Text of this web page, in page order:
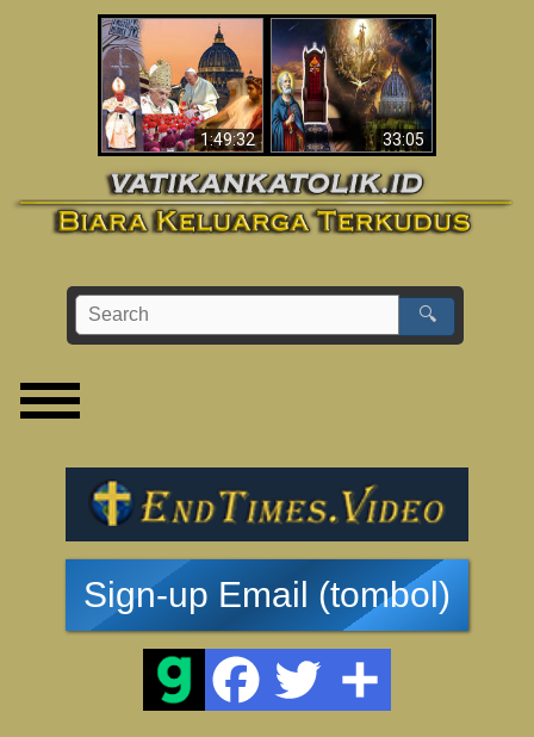
1:49:32
Wahyu di Vatikan
Sekarang
33:05
Apakah Alkitab
Memprediksikan 70
Tahun Tanpa
Seorang Paus?
🔍
Sign-up Email (tombol)